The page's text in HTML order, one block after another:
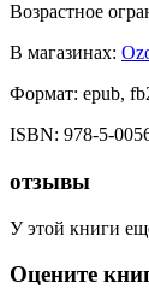
Возрастное
В магазинах:
Формат: epub,
ISBN: 978-5-
отзывы
У этой книги
Оцените